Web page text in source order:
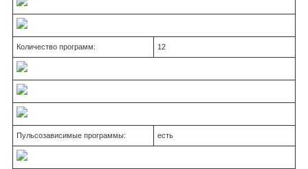
Количество программ: 12
Пульсозависимые программы: есть